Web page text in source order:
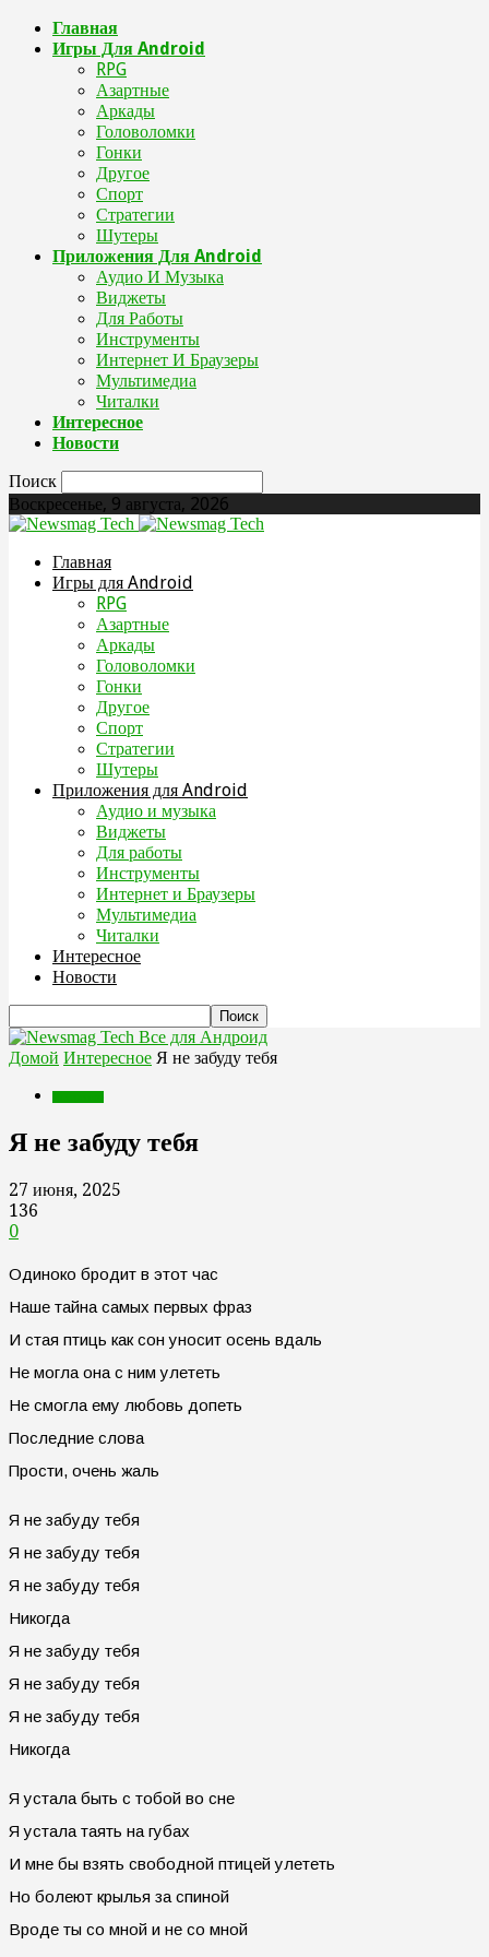
Главная
Игры Для Android
RPG
Азартные
Аркады
Головоломки
Гонки
Другое
Спорт
Стратегии
Шутеры
Приложения Для Android
Аудио И Музыка
Виджеты
Для Работы
Инструменты
Интернет И Браузеры
Мультимедиа
Читалки
Интересное
Новости
Поиск
Воскресенье, 9 августа, 2026
Главная
Игры для Android
RPG
Азартные
Аркады
Головоломки
Гонки
Другое
Спорт
Стратегии
Шутеры
Приложения для Android
Аудио и музыка
Виджеты
Для работы
Инструменты
Интернет и Браузеры
Мультимедиа
Читалки
Интересное
Новости
Все для Андроид
Домой Интересное Я не забуду тебя
Я не забуду тебя
27 июня, 2025
136
0
Одиноко бродит в этот час
Наше тайна самых первых фраз
И стая птиць как сон уносит осень вдаль
Не могла она с ним улететь
Не смогла ему любовь допеть
Последние слова
Прости, очень жаль
Я не забуду тебя
Я не забуду тебя
Я не забуду тебя
Никогда
Я не забуду тебя
Я не забуду тебя
Я не забуду тебя
Никогда
Я устала быть с тобой во сне
Я устала таять на губах
И мне бы взять свободной птицей улететь
Но болеют крылья за спиной
Вроде ты со мной и не со мной